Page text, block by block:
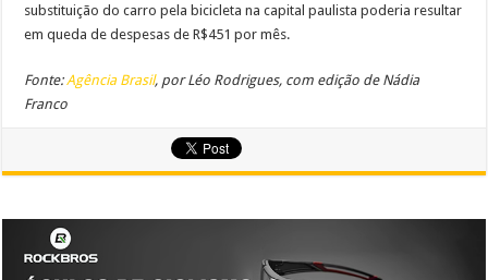
substituição do carro pela bicicleta na capital paulista poderia resultar
em queda de despesas de R$451 por mês.
Fonte:Agência Brasil, por Léo Rodrigues, com edição de Nádia
Franco